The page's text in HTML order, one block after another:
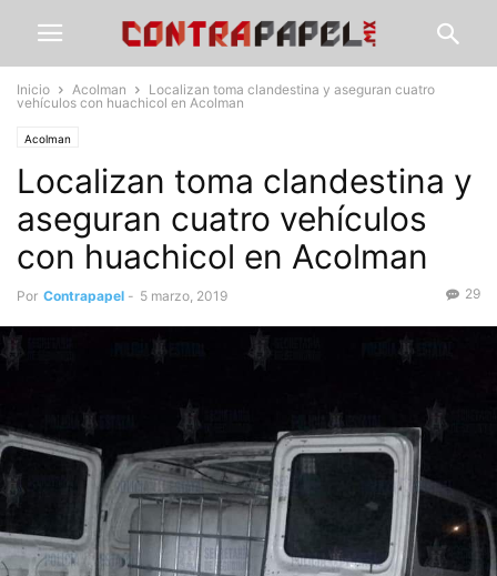
Inicio Acolman
Localizan toma clandestina y aseguran cuatro
vehículos con huachicol en Acolman
Acolman
Localizan toma clandestina y
aseguran cuatro vehículos
con huachicol en Acolman
Por Contrapapel - 5 marzo, 2019 29